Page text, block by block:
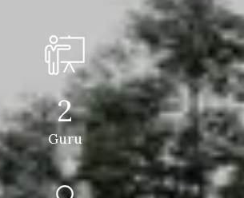
2
Guru